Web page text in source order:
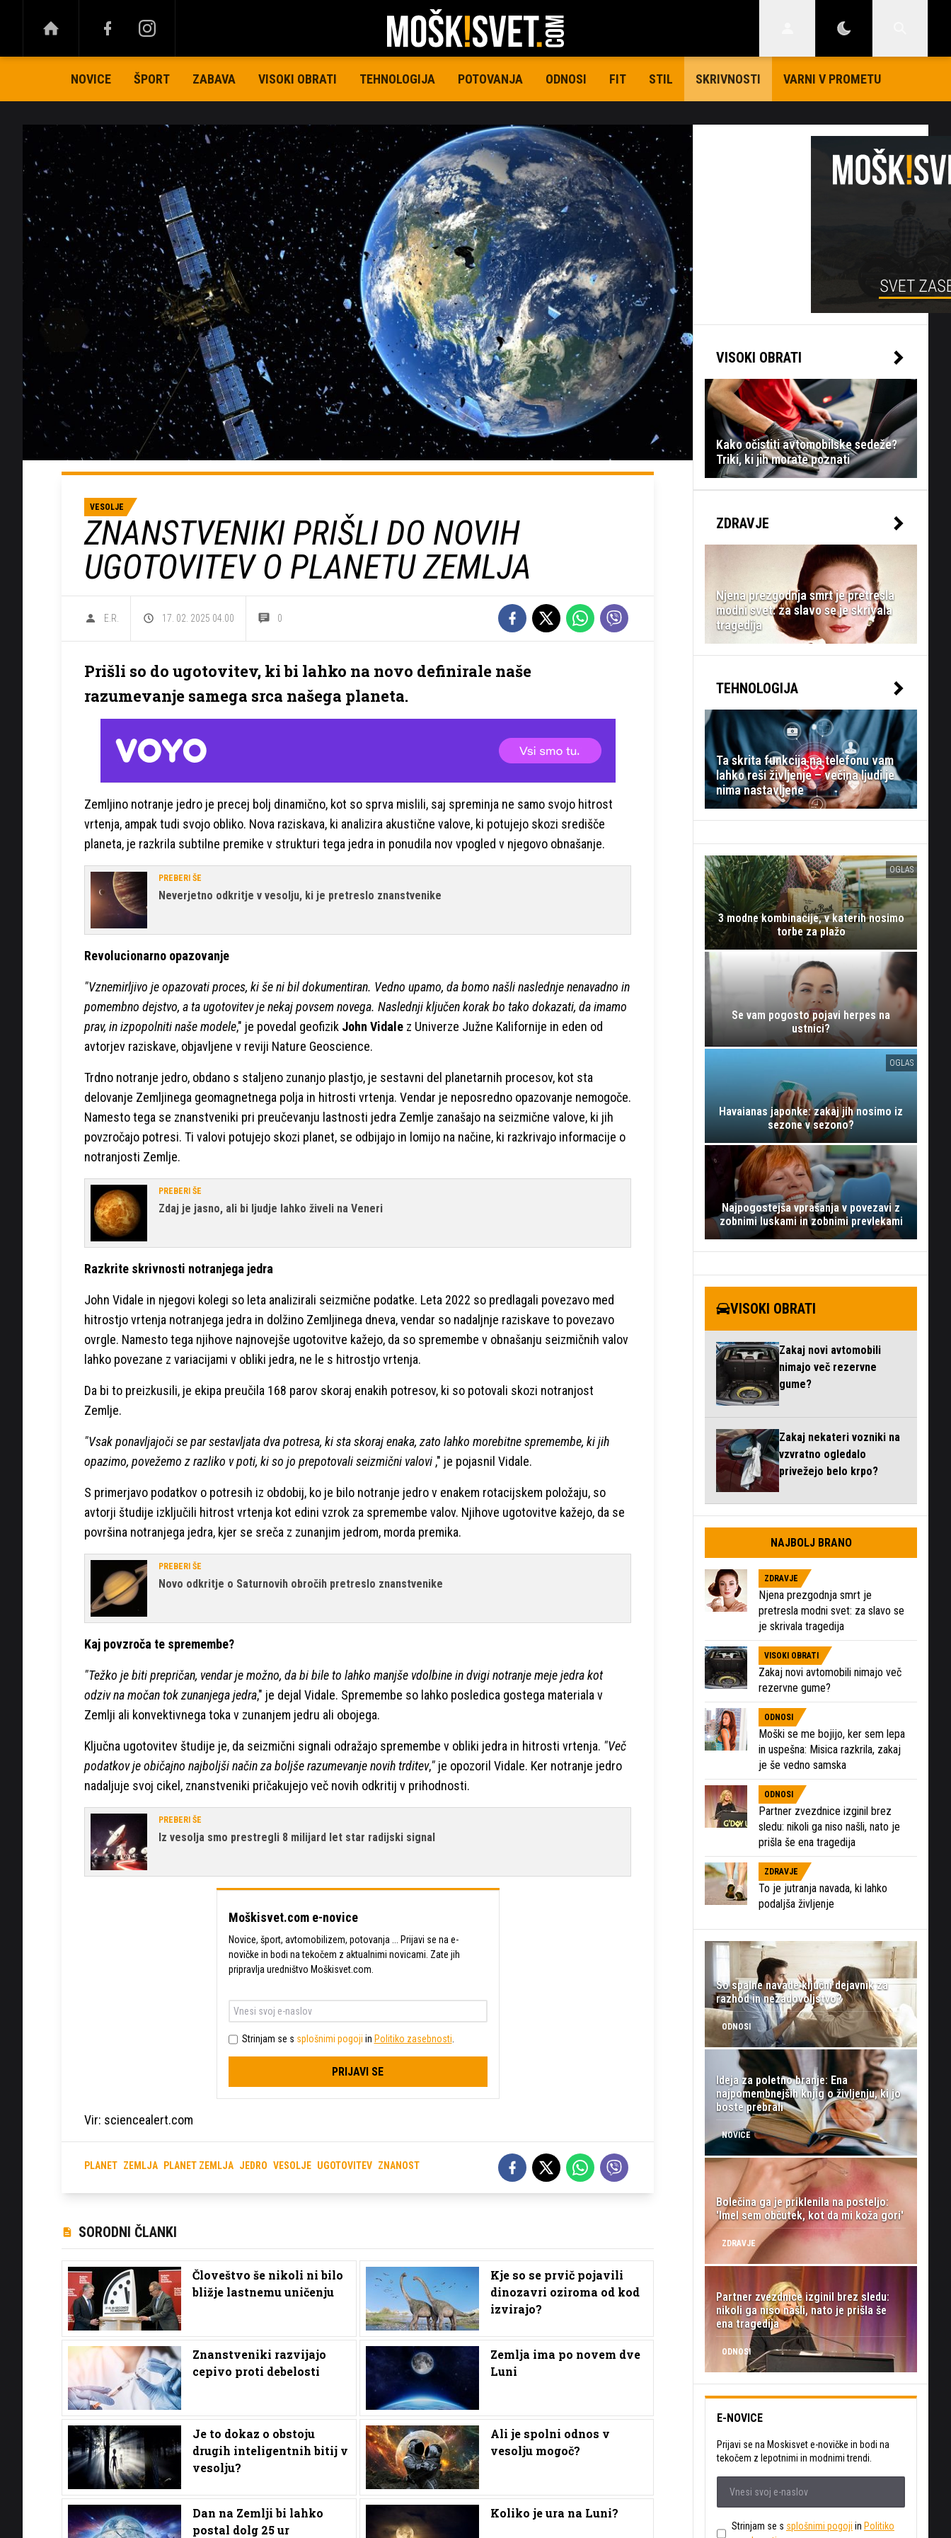
NOVICE ŠPORT ZABAVA VISOKI OBRATI TEHNOLOGIJA POTOVANJA ODNOSI FIT STIL SKRIVNOSTI VARNI V PROMETU
VESOLJE
ZNANSTVENIKI PRIŠLI DO NOVIH
UGOTOVITEV O PLANETU ZEMLJA
E.R. 17. 02. 2025 04.00 0
Prišli so do ugotovitev, ki bi lahko na novo definirale naše
razumevanje samega srca našega planeta.
Zemljino notranje jedro je precej bolj dinamično, kot so sprva mislili, saj spreminja ne samo svojo hitrost
vrtenja, ampak tudi svojo obliko. Nova raziskava, ki analizira akustične valove, ki potujejo skozi središče
planeta, je razkrila subtilne premike v strukturi tega jedra in ponudila nov vpogled v njegovo obnašanje.
PREBERI ŠE
Neverjetno odkritje v vesolju, ki je pretreslo znanstvenike
Revolucionarno opazovanje
"Vznemirljivo je opazovati proces, ki še ni bil dokumentiran. Vedno upamo, da bomo našli naslednje nenavadno in
pomembno dejstvo, a ta ugotovitev je nekaj povsem novega. Naslednji ključen korak bo tako dokazati, da imamo
prav, in izpopolniti naše modele," je povedal geofizik John Vidale z Univerze Južne Kalifornije in eden od
avtorjev raziskave, objavljene v reviji Nature Geoscience.
Trdno notranje jedro, obdano s staljeno zunanjo plastjo, je sestavni del planetarnih procesov, kot sta
delovanje Zemljinega geomagnetnega polja in hitrosti vrtenja. Vendar je neposredno opazovanje nemogoče.
Namesto tega se znanstveniki pri preučevanju lastnosti jedra Zemlje zanašajo na seizmične valove, ki jih
povzročajo potresi. Ti valovi potujejo skozi planet, se odbijajo in lomijo na načine, ki razkrivajo informacije o
notranjosti Zemlje.
PREBERI ŠE
Zdaj je jasno, ali bi ljudje lahko živeli na Veneri
Razkrite skrivnosti notranjega jedra
John Vidale in njegovi kolegi so leta analizirali seizmične podatke. Leta 2022 so predlagali povezavo med
hitrostjo vrtenja notranjega jedra in dolžino Zemljinega dneva, vendar so nadaljnje raziskave to povezavo
ovrgle. Namesto tega njihove najnovejše ugotovitve kažejo, da so spremembe v obnašanju seizmičnih valov
lahko povezane z variacijami v obliki jedra, ne le s hitrostjo vrtenja.
Da bi to preizkusili, je ekipa preučila 168 parov skoraj enakih potresov, ki so potovali skozi notranjost
Zemlje.
"Vsak ponavljajoči se par sestavljata dva potresa, ki sta skoraj enaka, zato lahko morebitne spremembe, ki jih
opazimo, povežemo z razliko v poti, ki so jo prepotovali seizmični valovi ," je pojasnil Vidale.
S primerjavo podatkov o potresih iz obdobij, ko je bilo notranje jedro v enakem rotacijskem položaju, so
avtorji študije izključili hitrost vrtenja kot edini vzrok za spremembe valov. Njihove ugotovitve kažejo, da se
površina notranjega jedra, kjer se sreča z zunanjim jedrom, morda premika.
PREBERI ŠE
Novo odkritje o Saturnovih obročih pretreslo znanstvenike
Kaj povzroča te spremembe?
"Težko je biti prepričan, vendar je možno, da bi bile to lahko manjše vdolbine in dvigi notranje meje jedra kot
odziv na močan tok zunanjega jedra," je dejal Vidale. Spremembe so lahko posledica gostega materiala v
Zemlji ali konvektivnega toka v zunanjem jedru ali obojega.
Ključna ugotovitev študije je, da seizmični signali odražajo spremembe v obliki jedra in hitrosti vrtenja. "Več
podatkov je običajno najboljši način za boljše razumevanje novih trditev," je opozoril Vidale. Ker notranje jedro
nadaljuje svoj cikel, znanstveniki pričakujejo več novih odkritij v prihodnosti.
PREBERI ŠE
Iz vesolja smo prestregli 8 milijard let star radijski signal
Moškisvet.com e-novice
Novice, šport, avtomobilizem, potovanja ... Prijavi se na e-
novičke in bodi na tekočem z aktualnimi novicami. Zate jih
pripravlja uredništvo Moškisvet.com.
Strinjam se s splošnimi pogoji in Politiko zasebnosti
PRIJAVI SE
Vir: sciencealert.com
PLANET ZEMLJA PLANET ZEMLJA JEDRO VESOLJE UGOTOVITEV ZNANOST
SORODNI ČLANKI
Človeštvo še nikoli ni bilo
bližje lastnemu uničenju
Kje so se prvič pojavili
dinozavri oziroma od kod
izvirajo?
Znanstveniki razvijajo
cepivo proti debelosti
Zemlja ima po novem dve
Luni
Je to dokaz o obstoju
drugih inteligentnih bitij v
vesolju?
Ali je spolni odnos v
vesolju mogoč?
Dan na Zemlji bi lahko
postal dolg 25 ur
Koliko je ura na Luni?
VISOKI OBRATI
Kako očistiti avtomobilske sedeže?
Triki, ki jih morate poznati
ZDRAVJE
Njena prezgodnja smrt je pretresla
modni svet: za slavo se je skrivala
tragedija
TEHNOLOGIJA
Ta skrita funkcija na telefonu vam
lahko reši življenje – večina ljudi je
nima nastavljene
OGLAS
3 modne kombinacije, v katerih nosimo
torbe za plažo
Se vam pogosto pojavi herpes na
ustnici?
OGLAS
Havaianas japonke: zakaj jih nosimo iz
sezone v sezono?
Najpogostejša vprašanja v povezavi z
zobnimi luskami in zobnimi prevlekami
VISOKI OBRATI
Zakaj novi avtomobili
nimajo več rezervne
gume?
Zakaj nekateri vozniki na
vzvratno ogledalo
privežejo belo krpo?
NAJBOLJ BRANO
ZDRAVJE
Njena prezgodnja smrt je
pretresla modni svet: za slavo se
je skrivala tragedija
VISOKI OBRATI
Zakaj novi avtomobili nimajo več
rezervne gume?
ODNOSI
Moški se me bojijo, ker sem lepa
in uspešna: Misica razkrila, zakaj
je še vedno samska
ODNOSI
Partner zvezdnice izginil brez
sledu: nikoli ga niso našli, nato je
prišla še ena tragedija
ZDRAVJE
To je jutranja navada, ki lahko
podaljša življenje
So spalne navade ključni dejavnik za
razhod in nezadovoljstvo?
ODNOSI
Ideja za poletno branje: Ena
najpomembnejših knjig o življenju, ki jo
boste prebrali
NOVICE
Bolečina ga je priklenila na posteljo:
'Imel sem občutek, kot da mi koža gori'
ZDRAVJE
Partner zvezdnice izginil brez sledu:
nikoli ga niso našli, nato je prišla še
ena tragedija
ODNOSI
E-NOVICE
Prijavi se na Moskisvet e-novičke in bodi na
tekočem z lepotnimi in modnimi trendi.
Strinjam se s splošnimi pogoji in Politiko